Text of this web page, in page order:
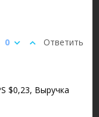
Ответить
0
$0,23, Выручка